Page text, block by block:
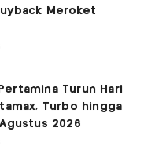
Meroket
Turun Hari
Turbo hingga
2026